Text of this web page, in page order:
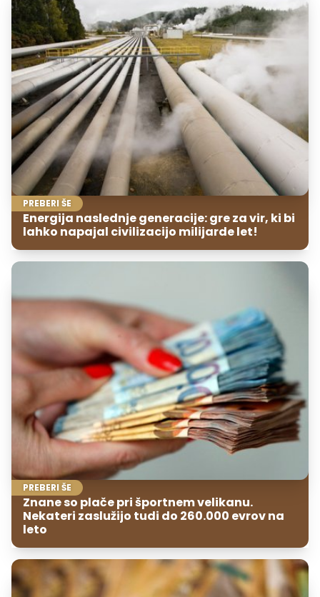
PREBERI ŠE
Energija naslednje generacije: gre za vir, ki bi
lahko napajal civilizacijo milijarde let!
PREBERI ŠE
Znane so plače pri športnem velikanu.
Nekateri zaslužijo tudi do 260.000 evrov na
leto